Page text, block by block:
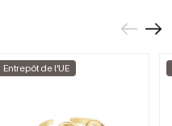
Entrepôt de l'UE